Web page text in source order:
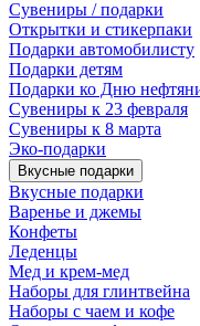
Сувениры / подарки
Открытки и стикерпаки
Подарки автомобилисту
Подарки детям
Подарки ко Дню
Сувениры к 23 февраля
Сувениры к 8 марта
Эко-подарки
Вкусные подарки
Вкусные подарки
Варенье и джемы
Конфеты
Леденцы
Мед и крем-мед
Наборы для глинтвейна
Наборы с чаем и кофе